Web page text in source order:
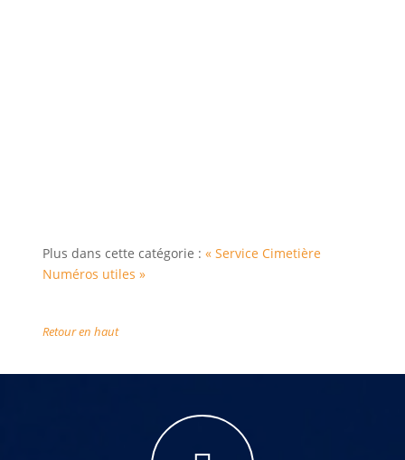
Plus dans cette catégorie : « Service Cimetière
Numéros utiles »
Retour en haut